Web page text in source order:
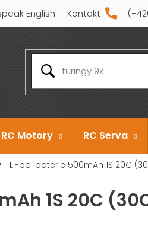
English Kontakt
RC Motory RC Serva
Li-pol baterie 500mAh 1S 20C
1S 20C